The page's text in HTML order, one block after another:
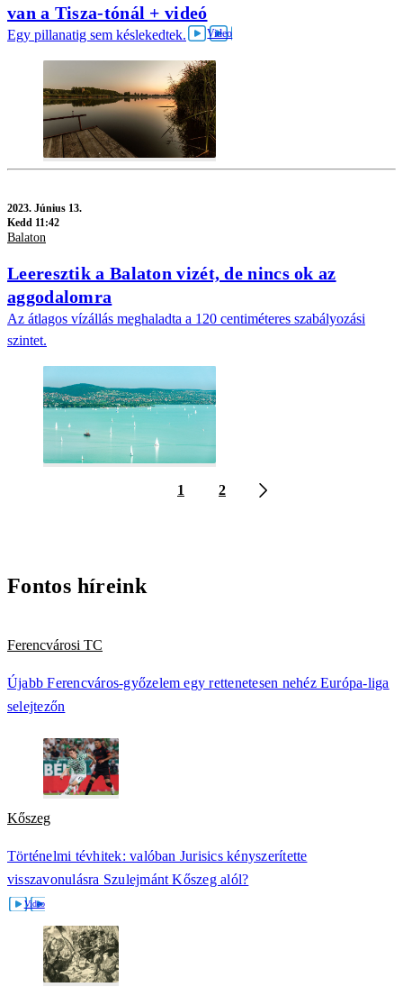
van a Tisza-tónál + videó
Egy pillanatig sem késlekedtek.
2023. Június 13.
Kedd 11:42
Balaton
Leeresztik a Balaton vizét, de nincs ok az
aggodalomra
Az átlagos vízállás meghaladta a 120 centiméteres szabályozási
szintet.
1 2
Fontos híreink
Ferencvárosi TC
Újabb Ferencváros-győzelem egy rettenetesen nehéz Európa-liga
selejtezőn
Kőszeg
Történelmi tévhitek: valóban Jurisics kényszerítette
visszavonulásra Szulejmánt Kőszeg alól?